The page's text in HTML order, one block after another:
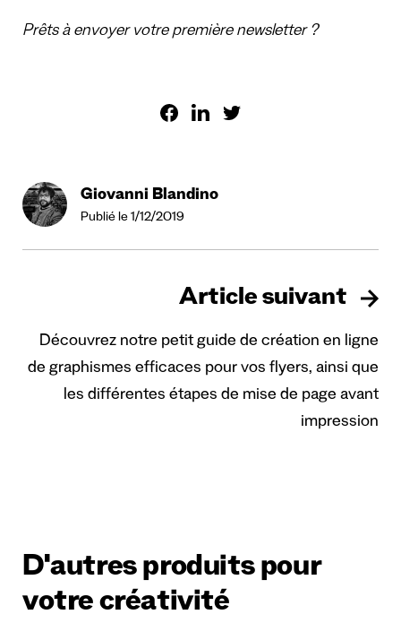
Prêts à envoyer votre première newsletter ?
Giovanni Blandino
Publié le 1/12/2019
Article suivant
Découvrez notre petit guide de création en ligne
de graphismes efficaces pour vos flyers, ainsi que
les différentes étapes de mise de page avant
impression
D'autres produits pour
votre créativité